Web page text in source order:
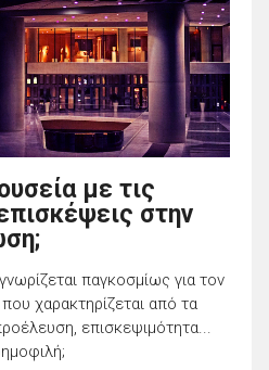
με τις
στην
παγκοσμίως για τον
χαρακτηρίζεται από τα
επισκεψιμότητα...